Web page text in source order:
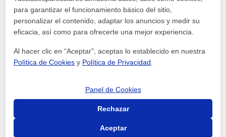
Funcionamiento
- Publica tu pregunta sobre la materia o el idioma que
necesites.
- Consulta las preguntas realizadas por otros usuarios y
- Espera a que los profesores respondan a tu consulta (te
para garantizar el funcionamiento básico del sitio,
personalizar el contenido, adaptar los anuncios y medir su
eficacia, así como para ofrecerte una mejor experiencia.
Al hacer clic en “Aceptar”, aceptas lo establecido en nuestra
Política de Cookies y Política de Privacidad
Panel de Cookies
Rechazar
Aceptar